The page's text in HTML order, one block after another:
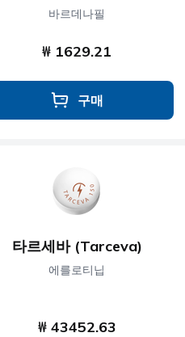
바르데나필
₩ 1629.21
구매
타르세바 (Tarceva)
에를로티닙
₩ 43452.63